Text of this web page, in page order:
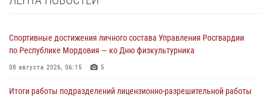
Спортивные достижения личного состава Управления Росгвардии
по Республике Мордовия — ко Дню физкультурника
08 августа 2026, 06:15 5
Итоги работы подразделений лицензионно-разрешительной работы